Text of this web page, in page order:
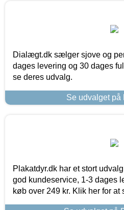
Dialægt.dk sælger sjove og
dages levering og 30 dages
se deres udvalg.
Se udvalget
Plakatdyr.dk har et stort
god kundeservice, 1-3 dages
køb over 249 kr. Klik her for at